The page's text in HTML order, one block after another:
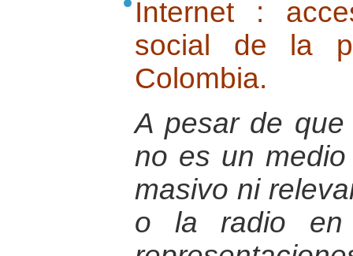
Internet :
social de la
Colombia.
A pesar de que
no es un
masivo ni
o la radio en